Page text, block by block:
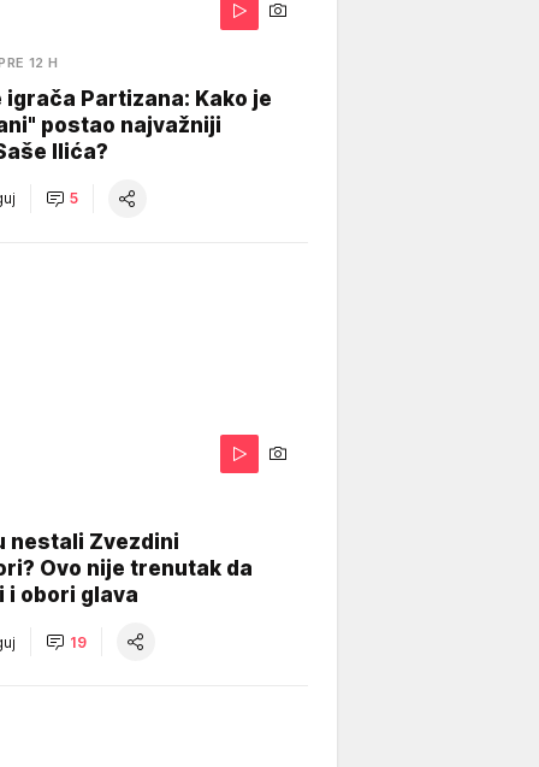
12 H
igrača Partizana: Kako je
postao najvažniji
Ilića?
5
nestali Zvezdini
Ovo nije trenutak da
i obori glava
19